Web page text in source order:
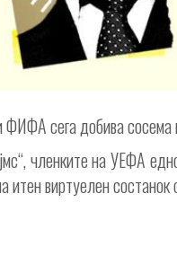
сега добива сосема
членките на УЕФА
итен виртуелен